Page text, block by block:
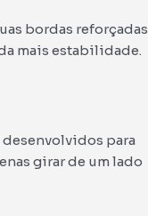
bordas reforçadas
mais estabilidade.
para
girar de um lado